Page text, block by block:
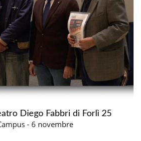
Diego Fabbri di Forlì 25
- 6 novembre